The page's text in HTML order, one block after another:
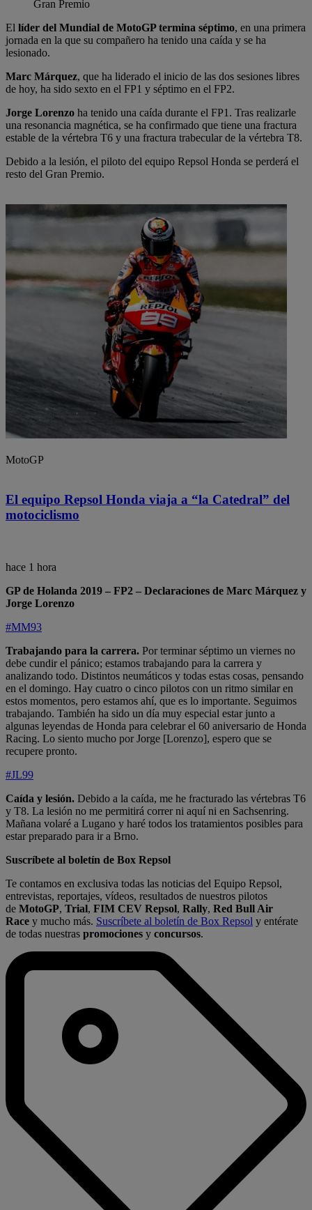
Gran Premio
El líder del Mundial de MotoGP termina séptimo, en una primera
jornada en la que su compañero ha tenido una caída y se ha
lesionado.
Marc Márquez, que ha liderado el inicio de las dos sesiones libres
de hoy, ha sido sexto en el FP1 y séptimo en el FP2.
Jorge Lorenzo ha tenido una caída durante el FP1. Tras realizarle
una resonancia magnética, se ha confirmado que tiene una fractura
estable de la vértebra T6 y una fractura trabecular de la vértebra T8.
Debido a la lesión, el piloto del equipo Repsol Honda se perderá el
resto del Gran Premio.
MotoGP
El equipo Repsol Honda viaja a “la Catedral” del
motociclismo
hace 1 hora
GP de Holanda 2019 – FP2 – Declaraciones de Marc Márquez y
Jorge Lorenzo
#MM93
Trabajando para la carrera. Por terminar séptimo un viernes no
debe cundir el pánico; estamos trabajando para la carrera y
analizando todo. Distintos neumáticos y todas estas cosas, pensando
en el domingo. Hay cuatro o cinco pilotos con un ritmo similar en
estos momentos, pero estamos ahí, que es lo importante. Seguimos
trabajando. También ha sido un día muy especial estar junto a
algunas leyendas de Honda para celebrar el 60 aniversario de Honda
Racing. Lo siento mucho por Jorge [Lorenzo], espero que se
recupere pronto.
#JL99
Caída y lesión. Debido a la caída, me he fracturado las vértebras T6
y T8. La lesión no me permitirá correr ni aquí ni en Sachsenring.
Mañana volaré a Lugano y haré todos los tratamientos posibles para
estar preparado para ir a Brno.
Suscríbete al boletín de Box Repsol
Te contamos en exclusiva todas las noticias del Equipo Repsol,
entrevistas, reportajes, vídeos, resultados de nuestros pilotos
de MotoGP, Trial, FIM CEV Repsol, Rally, Red Bull Air
Race y mucho más. Suscríbete al boletín de Box Repsol y entérate
de todas nuestras promociones y concursos.